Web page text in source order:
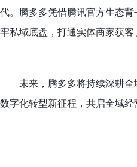
代。 腾多多凭借腾讯官方生态
牢私域底盘，打通实体商家获
未来， 腾多多将持续深耕全
数字化转型新征程，共启全域经